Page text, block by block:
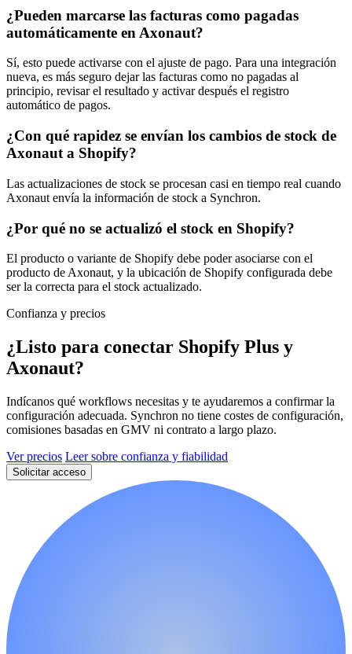
¿Pueden marcarse las facturas como pagadas
automáticamente en Axonaut?
Sí, esto puede activarse con el ajuste de pago. Para una integración
nueva, es más seguro dejar las facturas como no pagadas al
principio, revisar el resultado y activar después el registro
automático de pagos.
¿Con qué rapidez se envían los cambios de stock de
Axonaut a Shopify?
Las actualizaciones de stock se procesan casi en tiempo real cuando
Axonaut envía la información de stock a Synchron.
¿Por qué no se actualizó el stock en Shopify?
El producto o variante de Shopify debe poder asociarse con el
producto de Axonaut, y la ubicación de Shopify configurada debe
ser la correcta para el stock actualizado.
Confianza y precios
¿Listo para conectar Shopify Plus y
Axonaut?
Indícanos qué workflows necesitas y te ayudaremos a confirmar la
configuración adecuada. Synchron no tiene costes de configuración,
comisiones basadas en GMV ni contrato a largo plazo.
Ver precios Leer sobre confianza y fiabilidad
Solicitar acceso